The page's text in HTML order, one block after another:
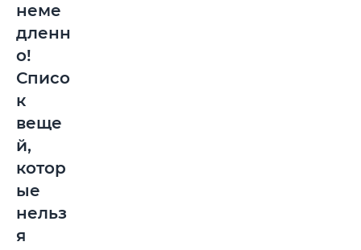
неме
дленн
о!
Списо
к
веще
й,
котор
ые
нельз
я